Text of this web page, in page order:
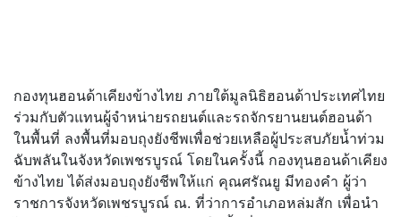
กองทุนฮอนด้าเคียงข้างไทย ภายใต้มูลนิธิฮอนด้าประเทศไทย
ร่วมกับตัวแทนผู้จำหน่ายรถยนต์และรถจักรยานยนต์ฮอนด้า
ในพื้นที่ ลงพื้นที่มอบถุงยังชีพเพื่อช่วยเหลือผู้ประสบภัยน้ำท่วม
ฉับพลันในจังหวัดเพชรบูรณ์ โดยในครั้งนี้ กองทุนฮอนด้าเคียง
ข้างไทย ได้ส่งมอบถุงยังชีพให้แก่ คุณศรัณยู มีทองคำ ผู้ว่า
ราชการจังหวัดเพชรบูรณ์ ณ. ที่ว่าการอำเภอหล่มสัก เพื่อนำ